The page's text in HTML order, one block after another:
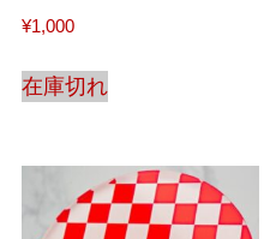
¥1,000
在庫切れ